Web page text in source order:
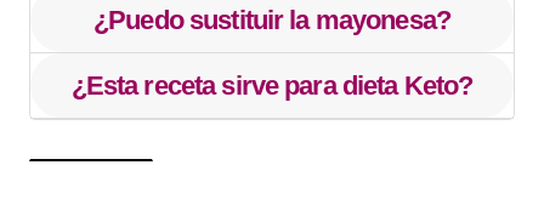
¿Puedo sustituir la mayonesa?
¿Esta receta sirve para dieta Keto?